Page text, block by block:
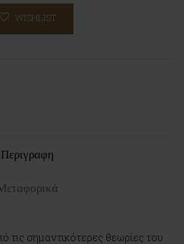
WISHLIST
Περιγραφη
τις σημαντικότερες θεωρίες του